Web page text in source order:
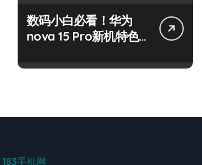
数码小白必看！华为
nova 15 Pro新机特色
183手机网